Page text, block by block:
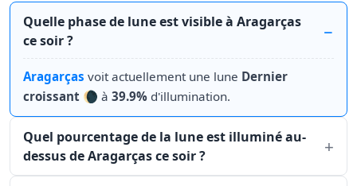
Quelle phase de lune est visible à Aragarças
ce soir ?
Aragarças voit actuellement une lune Dernier
croissant 🌘 à 39.9% d'illumination.
Quel pourcentage de la lune est illuminé au-
dessus de Aragarças ce soir ?